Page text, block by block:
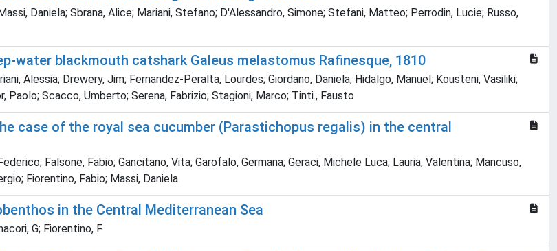
Daniela; Sbrana, Alice; Mariani, Stefano; D'Alessandro, Simone; Stefani, Matteo; Perrodin, Lucie; Russo,
blackmouth catshark Galeus melastomus Rafinesque, 1810
Alessia; Drewery, Jim; Fernandez-Peralta, Lourdes; Giordano, Daniela; Hidalgo, Manuel; Kousteni, Vasiliki;
Paolo; Scacco, Umberto; Serena, Fabrizio; Stagioni, Marco; Tinti., Fausto
case of the royal sea cucumber (Parastichopus regalis) in the central
Falsone, Fabio; Gancitano, Vita; Garofalo, Germana; Geraci, Michele Luca; Lauria, Valentina; Mancuso,
Fiorentino, Fabio; Massi, Daniela
in the Central Mediterranean Sea
G; Fiorentino, F